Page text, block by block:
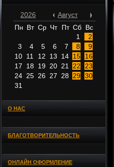
2026
Август
Пн Вт Ср Чт Пт Сб Вс
1
2
3
4 5 6 7 8
9
10 11 12 13 14 15
16
17
18 19 20 21 22
23
24 25 26 27 28 29 30
31
О НАС
БЛАГОТВОРИТЕЛЬНОСТЬ
ОНЛАЙН ОФОРМЛЕНИЕ